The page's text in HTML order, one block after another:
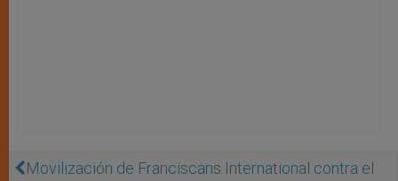
Movilización de Franciscans International contra el